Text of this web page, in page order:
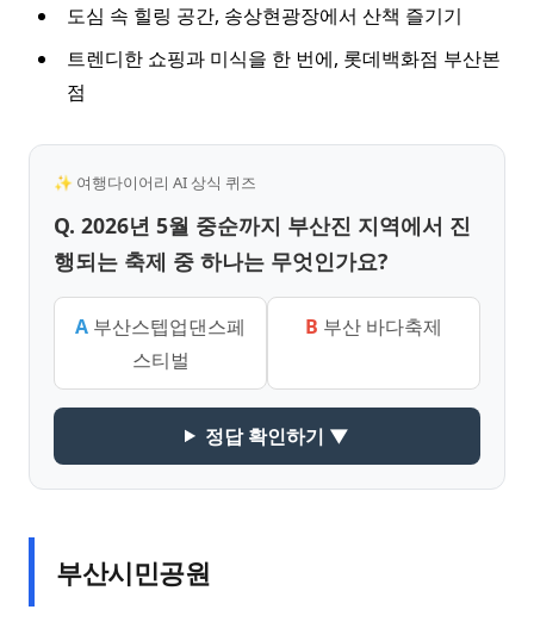
도심 속 힐링 공간, 송상현광장에서 산책 즐기기
트렌디한 쇼핑과 미식을 한 번에, 롯데백화점 부산본
점
✨ 여행다이어리 AI 상식 퀴즈
Q. 2026년 5월 중순까지 부산진 지역에서 진
행되는 축제 중 하나는 무엇인가요?
A 부산스텝업댄스페
스티벌
B 부산 바다축제
정답 확인하기 ▼
부산시민공원